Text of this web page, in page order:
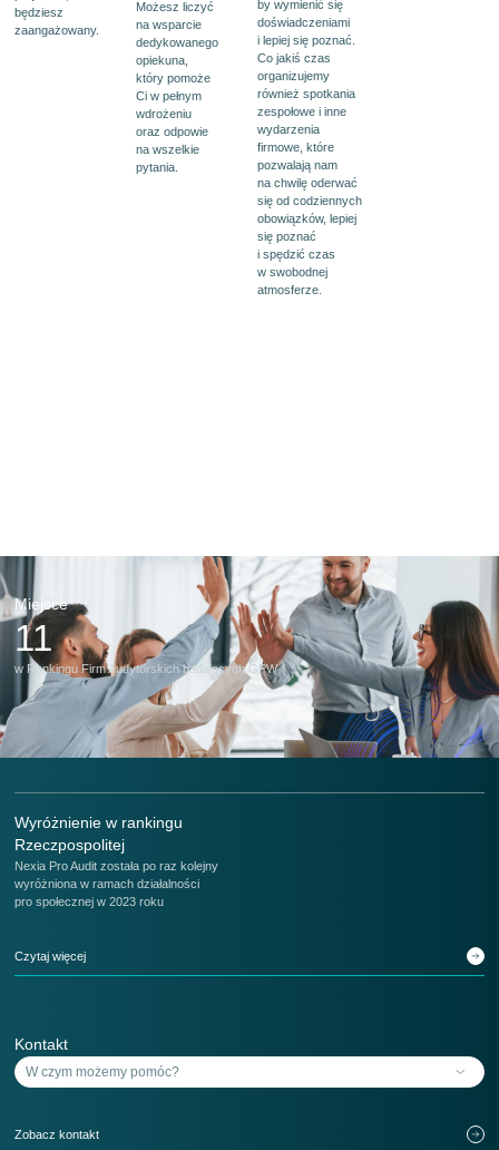
będziesz
zaangażowany.
Możesz liczyć
na wsparcie
dedykowanego
opiekuna,
który pomoże
Ci w pełnym
wdrożeniu
oraz odpowie
na wszelkie
pytania.
by wymienić się
doświadczeniami
i lepiej się poznać.
Co jakiś czas
organizujemy
również spotkania
zespołowe i inne
wydarzenia
firmowe, które
pozwalają nam
na chwilę oderwać
się od codziennych
obowiązków, lepiej
się poznać
i spędzić czas
w swobodnej
atmosferze.
Miejsce
11
w Rankingu Firm Audytorskich badających GPW w
Wyróżnienie w rankingu
Rzeczpospolitej
Nexia Pro Audit została po raz kolejny
wyróżniona w ramach działalności
pro społecznej w 2023 roku
Czytaj więcej
Kontakt
Zobacz kontakt